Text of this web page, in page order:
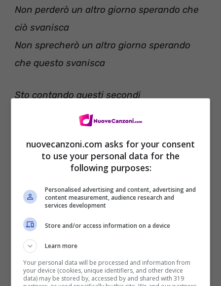
Non perderò un altro giorno sperando che
ciò svanisca
Non sprecherò un altro giorno sperando
che questo svanisca
Sto contando questi secondi
Sempre a indovinare
Sto sognando un posto per ricominciare
[Ritornello]
Con un po’ di cielo londinese
Voglio portare il mio cuore ai confini del
mondo
E volare via stasera
Voglio un po ‘di mare aperto
nuovecanzoni.com asks for your consent
to use your personal data for the
following purposes:
Personalised advertising and content, advertising and
content measurement, audience research and
services development
Store and/or access information on a device
Learn more
Your personal data will be processed and information from
your device (cookies, unique identifiers, and other device
data) may be stored by, accessed by and shared with 319